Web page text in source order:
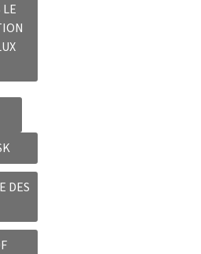
LE
DES